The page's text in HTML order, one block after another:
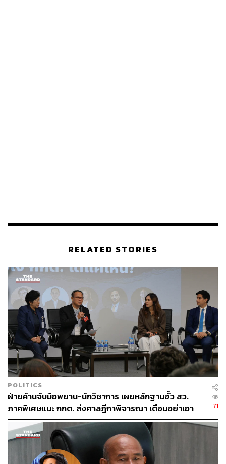
51
ABOUT THE AUTHOR
THE STANDARD TEAM
กองบรรณาธิการ THE STANDARD
RELATED STORIES
POLITICS
ฝ่ายค้านจับมือพยาน-นักวิชาการ เผยหลักฐานฮั้ว สว.
ภาคพิเศษแนะ กกต. ส่งศาลฎีกาพิจารณา เตือนอย่าเอา
ตัวเป็นตู้รับกระสุนแทน
71